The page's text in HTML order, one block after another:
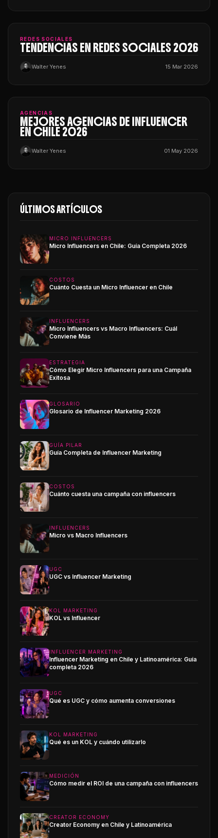
REDES SOCIALES
TENDENCIAS EN REDES SOCIALES 2026
Walter Yenes 15 Mar 2026
AGENCIAS
MEJORES AGENCIAS DE INFLUENCER
EN CHILE 2026
Walter Yenes 01 May 2026
ÚLTIMOS ARTÍCULOS
MICRO INFLUENCERS
Micro Influencers en Chile: Guía Completa 2026
COSTOS
Cuánto Cuesta un Micro Influencer en Chile
INFLUENCERS
Micro Influencers vs Macro Influencers: Cuál
Conviene Más
ESTRATEGIA
Cómo Elegir Micro Influencers para una Campaña
Exitosa
GLOSARIO
Glosario de Influencer Marketing 2026
GUÍA PILAR
Guía Completa de Influencer Marketing
COSTOS
Cuánto cuesta una campaña con influencers
INFLUENCERS
Micro vs Macro Influencers
UGC
UGC vs Influencer Marketing
KOL MARKETING
KOL vs Influencer
INFLUENCER MARKETING
Influencer Marketing en Chile y Latinoamérica: Guía
completa 2026
UGC
Qué es UGC y cómo aumenta conversiones
KOL MARKETING
Qué es un KOL y cuándo utilizarlo
MEDICIÓN
Cómo medir el ROI de una campaña con influencers
CREATOR ECONOMY
Creator Economy en Chile y Latinoamérica